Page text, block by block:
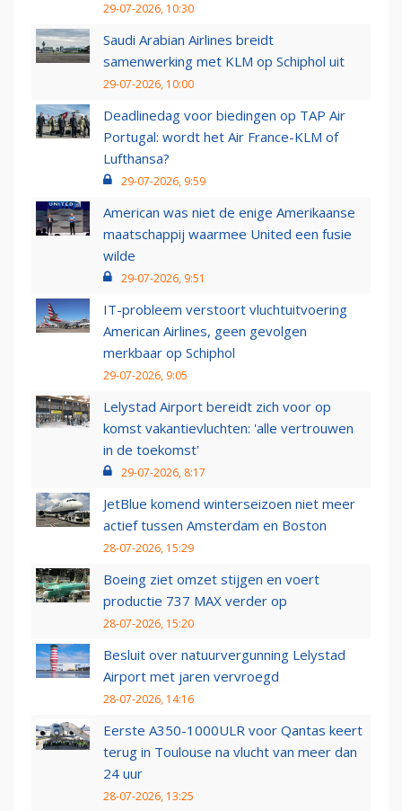
29-07-2026, 10:30
Saudi Arabian Airlines breidt
samenwerking met KLM op Schiphol uit
29-07-2026, 10:00
Deadlinedag voor biedingen op TAP Air
Portugal: wordt het Air France-KLM of
Lufthansa?
29-07-2026, 9:59
American was niet de enige Amerikaanse
maatschappij waarmee United een fusie
wilde
29-07-2026, 9:51
IT-probleem verstoort vluchtuitvoering
American Airlines, geen gevolgen
merkbaar op Schiphol
29-07-2026, 9:05
Lelystad Airport bereidt zich voor op
komst vakantievluchten: 'alle vertrouwen
in de toekomst'
29-07-2026, 8:17
JetBlue komend winterseizoen niet meer
actief tussen Amsterdam en Boston
28-07-2026, 15:29
Boeing ziet omzet stijgen en voert
productie 737 MAX verder op
28-07-2026, 15:20
Besluit over natuurvergunning Lelystad
Airport met jaren vervroegd
28-07-2026, 14:16
Eerste A350-1000ULR voor Qantas keert
terug in Toulouse na vlucht van meer dan
24 uur
28-07-2026, 13:25